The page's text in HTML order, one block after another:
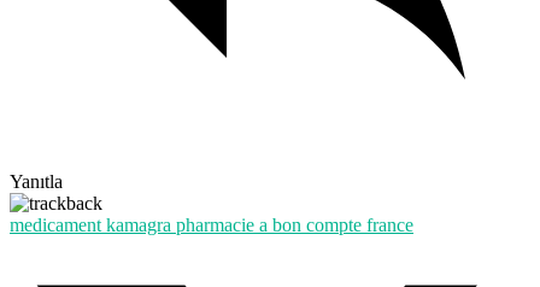
Yanıtla
medicament kamagra pharmacie a bon compte france